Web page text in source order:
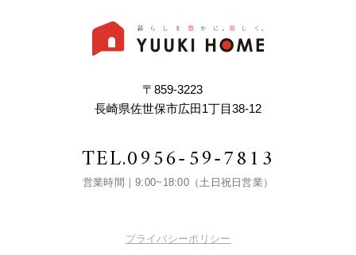
〒859-3223
長崎県佐世保市広田1丁目38-12
TEL.0956-59-7813
営業時間｜9:00~18:00（土日祝日営業）
プライバシーポリシー